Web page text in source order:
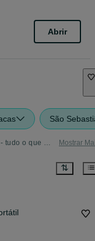
Abrir
São
Fogões, Fornos e Placas em São Sebastião - tudo o que precisa Mostrar